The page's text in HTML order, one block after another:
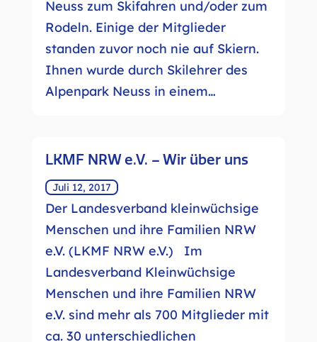
Neuss zum Skifahren und/oder zum
Rodeln. Einige der Mitglieder
standen zuvor noch nie auf Skiern.
Ihnen wurde durch Skilehrer des
Alpenpark Neuss in einem…
LKMF NRW e.V. – Wir über uns
Juli 12, 2017
Der Landesverband kleinwüchsige
Menschen und ihre Familien NRW
e.V. (LKMF NRW e.V.) Im
Landesverband Kleinwüchsige
Menschen und ihre Familien NRW
e.V. sind mehr als 700 Mitglieder mit
ca. 30 unterschiedlichen